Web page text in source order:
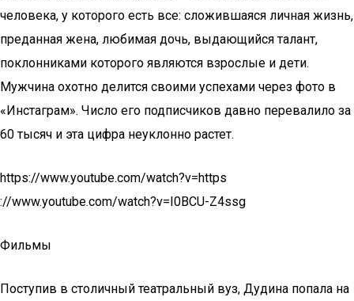
человека, у которого есть все: сложившаяся личная жизнь,
преданная жена, любимая дочь, выдающийся талант,
поклонниками которого являются взрослые и дети.
Мужчина охотно делится своими успехами через фото в
«Инстаграм». Число его подписчиков давно перевалило за
60 тысяч и эта цифра неуклонно растет.
https://www.youtube.com/watch?v=https
://www.youtube.com/watch?v=I0BCU-Z4ssg
Фильмы
Поступив в столичный театральный вуз, Дудина попала на